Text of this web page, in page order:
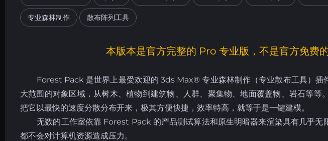
专业森林制作 散布阵列工具
本版本是官方完整的 Pro 专业版，不是官方免费
Forest Pack 是世界上最受欢迎的 3ds Max® 专业森林制作（专业散布工具）插
大范围的对象区域，从树木、植物到建筑物、人群、聚集物、地面覆盖物、岩石等
把它以最快的速度分散分布开来，极其方便快捷，效率特高，就等于是一键建模。
无数的工作室依靠 Forest Pack 的产品测试算法和原生明暗器来渲染具有几乎无
都不会对计算机资源造成压力。